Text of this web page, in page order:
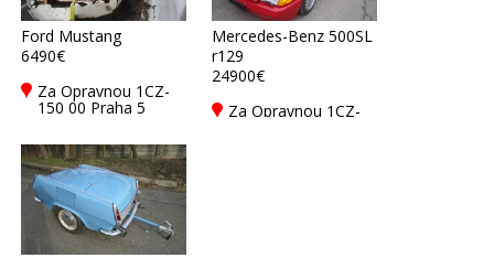
Ford Mustang
6490€
Za Opravnou 1CZ-
150 00 Praha 5
Mercedes-Benz 500SL
r129
24900€
Za Opravnou 1CZ-